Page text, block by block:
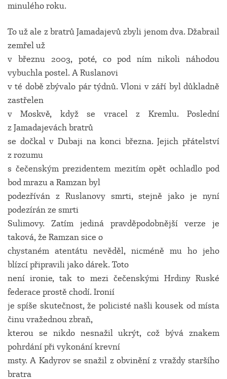
minulého roku.
To už ale z bratrů Jamadajevů zbyli jenom dva. Džabrail
zemřel už
v březnu 2003, poté, co pod ním nikoli náhodou
vybuchla postel. A Ruslanovi
v té době zbývalo pár týdnů. Vloni v září byl důkladně
zastřelen
v Moskvě, když se vracel z Kremlu. Poslední
z Jamadajevách bratrů
se dočkal v Dubaji na konci března. Jejich přátelství
z rozumu
s čečenským prezidentem mezitím opět ochladlo pod
bod mrazu a Ramzan byl
podezříván z Ruslanovy smrti, stejně jako je nyní
podezírán ze smrti
Sulimovy. Zatím jediná pravděpodobnější verze je
taková, že Ramzan sice o
chystaném atentátu nevěděl, nicméně mu ho jeho
blízcí připravili jako dárek. Toto
není ironie, tak to mezi čečenskými Hrdiny Ruské
federace prostě chodí. Ironií
je spíše skutečnost, že policisté našli kousek od místa
činu vražednou zbraň,
kterou se nikdo nesnažil ukrýt, což bývá znakem
pohrdání při vykonání krevní
msty. A Kadyrov se snažil z obvinění z vraždy staršího
bratra